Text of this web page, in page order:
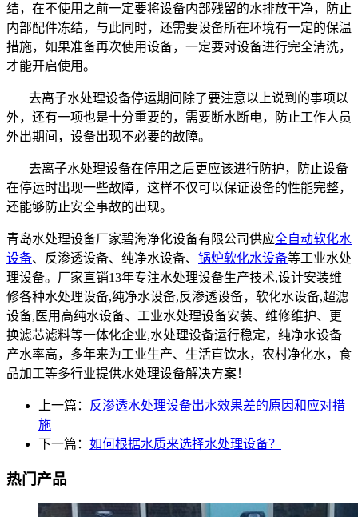
结，在不使用之前一定要将设备内部残留的水排放干净，防止
内部配件冻结，与此同时，还需要设备所在环境有一定的保温
措施，如果准备再次使用设备，一定要对设备进行完全清洗，
才能开启使用。
去离子水处理设备停运期间除了要注意以上说到的事项以
外，还有一项也是十分重要的，需要断水断电，防止工作人员
外出期间，设备出现不必要的故障。
去离子水处理设备在停用之后更应该进行防护，防止设备
在停运时出现一些故障，这样不仅可以保证设备的性能完整，
还能够防止安全事故的出现。
青岛水处理设备厂家碧海净化设备有限公司供应全自动软化水
设备、反渗透设备、纯净水设备、 锅炉软化水设备等工业水处
理设备。厂家直销13年专注水处理设备生产技术,设计安装维
修各种水处理设备,纯净水设备,反渗透设备，软化水设备,超滤
设备,医用高纯水设备、工业水处理设备安装、维修维护、更
换滤芯滤料等一体化企业,水处理设备运行稳定，纯净水设备
产水率高，多年来为工业生产、生活直饮水，农村净化水，食
品加工等多行业提供水处理设备解决方案！
上一篇：
反渗透水处理设备出水效果差的原因和应对措
施
下一篇： 如何根据水质来选择水处理设备？
热门产品